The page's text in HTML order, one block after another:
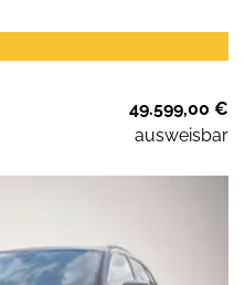
49.599,00 €
ausweisbar